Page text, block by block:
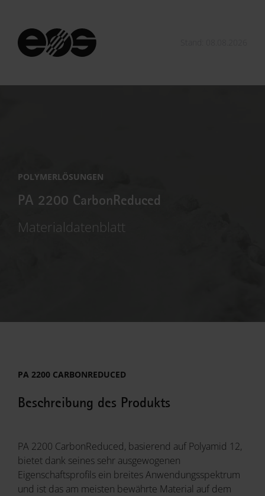
POLYMERLÖSUNGEN
PA 2200 CarbonReduced
Materialdatenblatt
PA 2200 CARBONREDUCED
Beschreibung des Produkts
PA 2200 CarbonReduced, basierend auf Polyamid 12,
bietet dank seines sehr ausgewogenen
Eigenschaftsprofils ein breites Anwendungsspektrum
und ist das am meisten bewährte Material auf dem